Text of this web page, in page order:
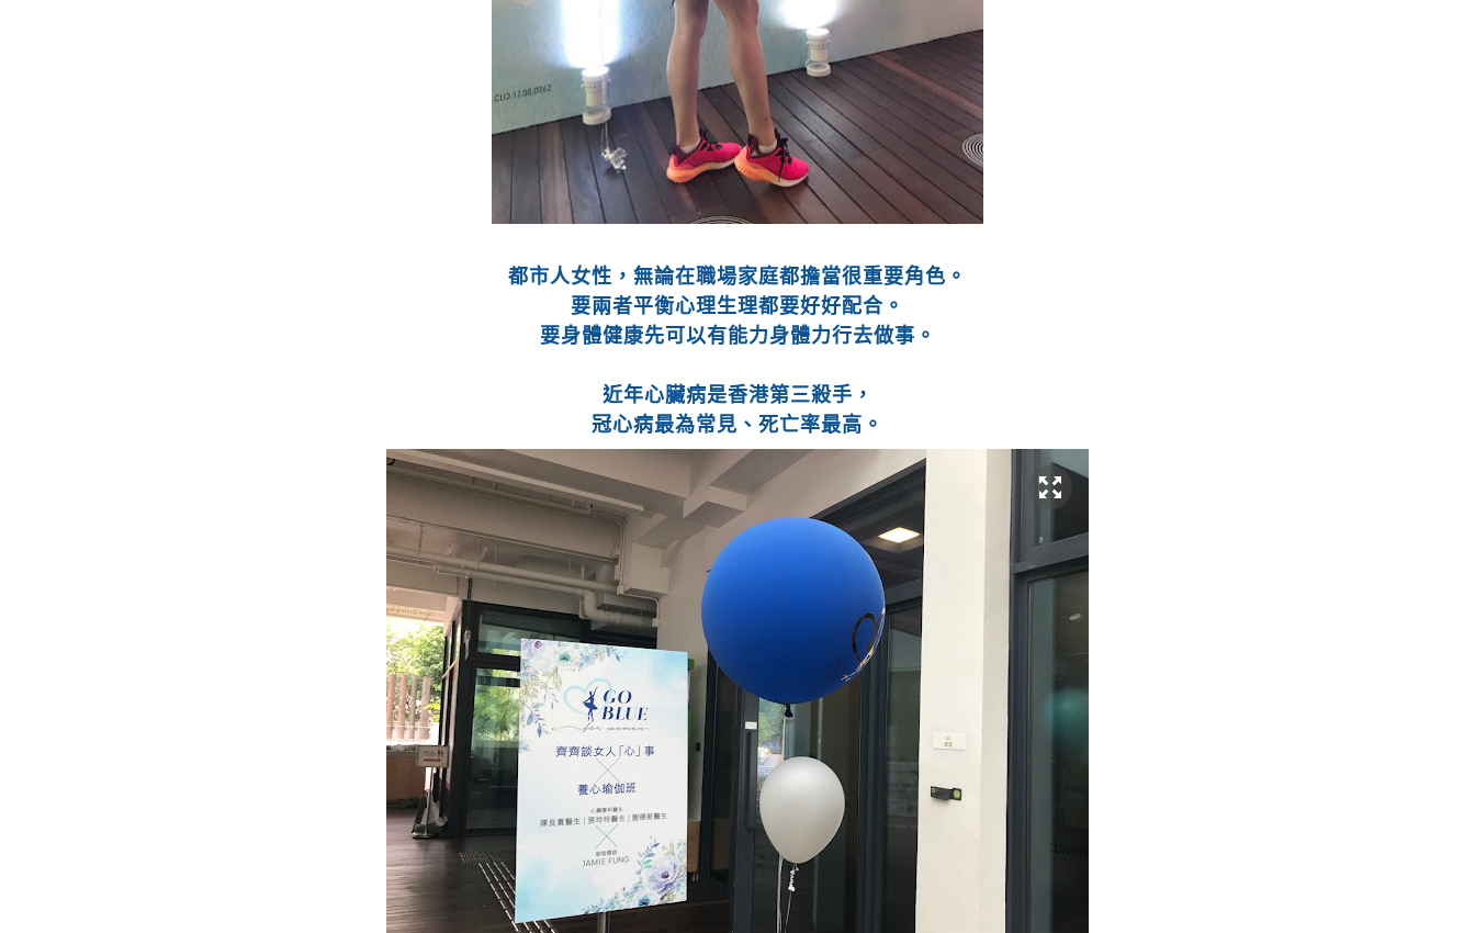
都市人女性，無論在職場家庭都擔當很重要角色。
要兩者平衡心理生理都要好好配合。
要身體健康先可以有能力身體力行去做事。
近年心臟病是香港第三殺手，
冠心病最為常見、死亡率最高。